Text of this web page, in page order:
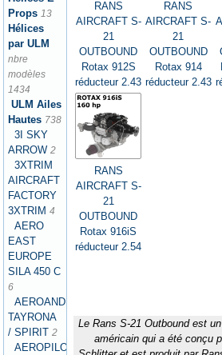
Props 13
Hélices
par ULM
nbre
modèles
1434
ULM Ailes
Hautes 738
3I SKY
ARROW 2
3XTRIM
AIRCRAFT
FACTORY
3XTRIM 4
AERO
EAST
EUROPE
SILA 450 C
6
AEROANDINA
TAYRONA
/ SPIRIT 2
AEROPILOT
RANS
AIRCRAFT S-
21
OUTBOUND
Rotax 912S
réducteur 2.43
RANS
AIRCRAFT S-
21
OUTBOUND
Rotax 914
réducteur 2.43
RANS
AIRCRAFT S-
21
OUTBOUND
Rotax 916iS
réducteur 2.54
Le Rans S-21 Outbound est
américain qui a été conçu